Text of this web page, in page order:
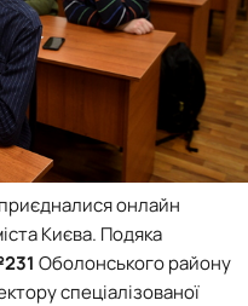
онлайн
Києва. Подяка
Оболонського району
спеціалізованої